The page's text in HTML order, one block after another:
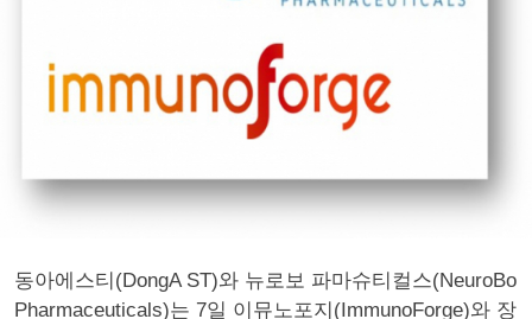
동아에스티(DongA ST)와 뉴로보 파마슈티컬스(NeuroBo
Pharmaceuticals)는 7일 이뮤노포지(ImmunoForge)와 장